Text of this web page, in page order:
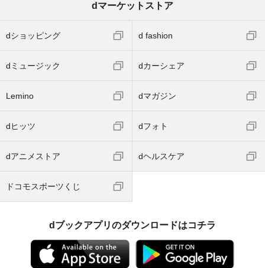
dマーケットストア
dショッピング d fashion
dミュージック dカーシェア
Lemino dマガジン
dヒッツ dフォト
dアニメストア dヘルスケア
ドコモスポーツくじ
dブックアプリのダウンロードはコチラ